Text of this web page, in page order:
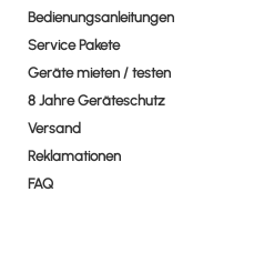
Bedienungsanleitungen
Service Pakete
Geräte mieten / testen
8 Jahre Geräteschutz
Versand
Reklamationen
FAQ